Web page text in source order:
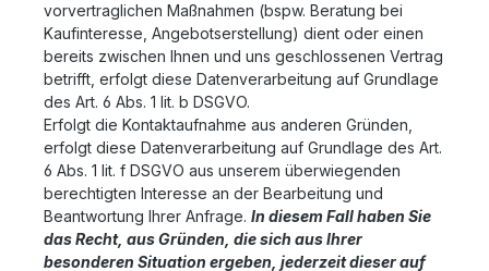
vorvertraglichen Maßnahmen (bspw. Beratung bei
Kaufinteresse, Angebotserstellung) dient oder einen
bereits zwischen Ihnen und uns geschlossenen Vertrag
betrifft, erfolgt diese Datenverarbeitung auf Grundlage
des Art. 6 Abs. 1 lit. b DSGVO.
Erfolgt die Kontaktaufnahme aus anderen Gründen,
erfolgt diese Datenverarbeitung auf Grundlage des Art.
6 Abs. 1 lit. f DSGVO aus unserem überwiegenden
berechtigten Interesse an der Bearbeitung und
Beantwortung Ihrer Anfrage. In diesem Fall haben Sie
das Recht, aus Gründen, die sich aus Ihrer
besonderen Situation ergeben, jederzeit dieser auf